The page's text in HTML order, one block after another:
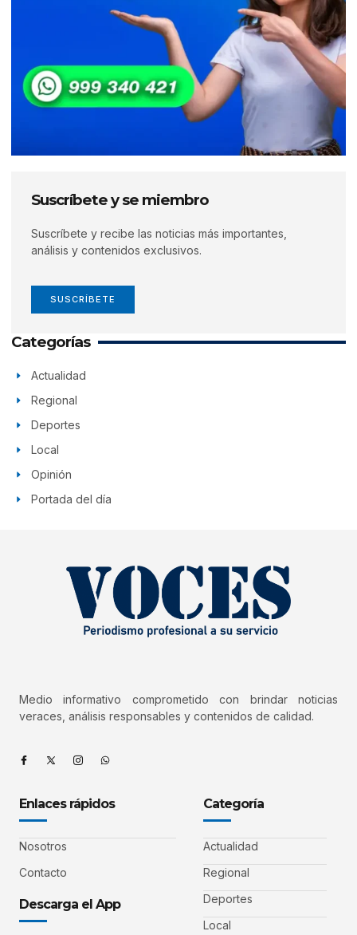
Suscríbete y se miembro
Suscríbete y recibe las noticias más importantes,
análisis y contenidos exclusivos.
SUSCRÍBETE
Categorías
Actualidad
Regional
Deportes
Local
Opinión
Portada del día
Medio informativo comprometido con brindar noticias
veraces, análisis responsables y contenidos de calidad.
Enlaces rápidos
Nosotros
Contacto
Descarga el App
Categoría
Actualidad
Regional
Deportes
Local